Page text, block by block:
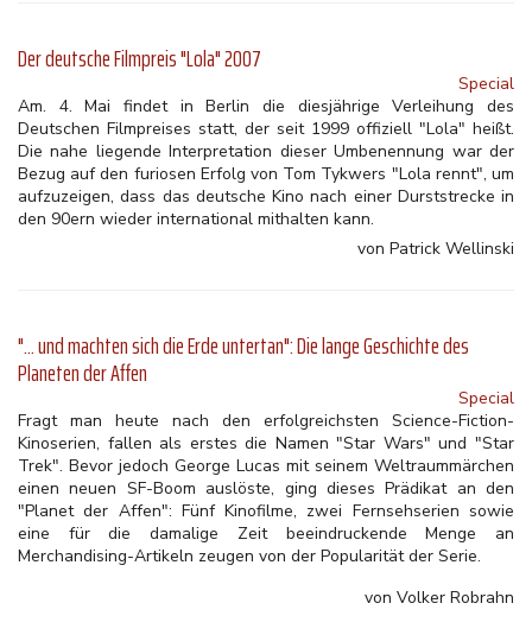
Der deutsche Filmpreis "Lola" 2007
Special
Am. 4. Mai findet in Berlin die diesjährige Verleihung des
Deutschen Filmpreises statt, der seit 1999 offiziell "Lola" heißt.
Die nahe liegende Interpretation dieser Umbenennung war der
Bezug auf den furiosen Erfolg von Tom Tykwers "Lola rennt", um
aufzuzeigen, dass das deutsche Kino nach einer Durststrecke in
den 90ern wieder international mithalten kann.
von Patrick Wellinski
"... und machten sich die Erde untertan": Die lange Geschichte des
Planeten der Affen
Special
Fragt man heute nach den erfolgreichsten Science-Fiction-
Kinoserien, fallen als erstes die Namen "Star Wars" und "Star
Trek". Bevor jedoch George Lucas mit seinem Weltraummärchen
einen neuen SF-Boom auslöste, ging dieses Prädikat an den
"Planet der Affen": Fünf Kinofilme, zwei Fernsehserien sowie
eine für die damalige Zeit beeindruckende Menge an
Merchandising-Artikeln zeugen von der Popularität der Serie.
von Volker Robrahn